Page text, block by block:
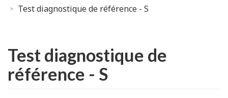
Test diagnostique de référence - S
Test diagnostique de
référence - S